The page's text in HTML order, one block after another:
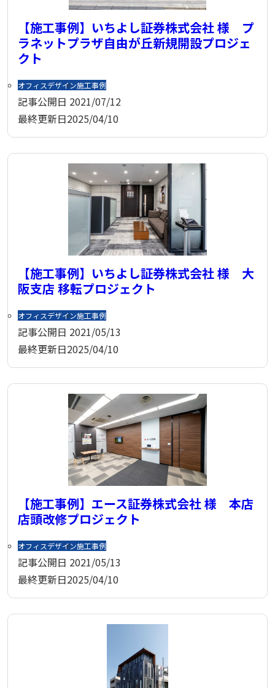
【施工事例】いちよし証券株式会社 様 プ
ラネットプラザ自由が丘新規開設プロジェ
クト
オフィスデザイン施工事例
記事公開日 2021/07/12
最終更新日2025/04/10
【施工事例】いちよし証券株式会社 様 大
阪支店 移転プロジェクト
オフィスデザイン施工事例
記事公開日 2021/05/13
最終更新日2025/04/10
【施工事例】エース証券株式会社 様 本店
店頭改修プロジェクト
オフィスデザイン施工事例
記事公開日 2021/05/13
最終更新日2025/04/10